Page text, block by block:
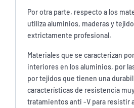
Por otra parte, respecto a los
utiliza aluminios, maderas y
extrictamente profesional.
Materiales que se caracterizan
interiores en los aluminios, por
por tejidos que tienen una
características de resistencia
tratamientos anti -V para resistir